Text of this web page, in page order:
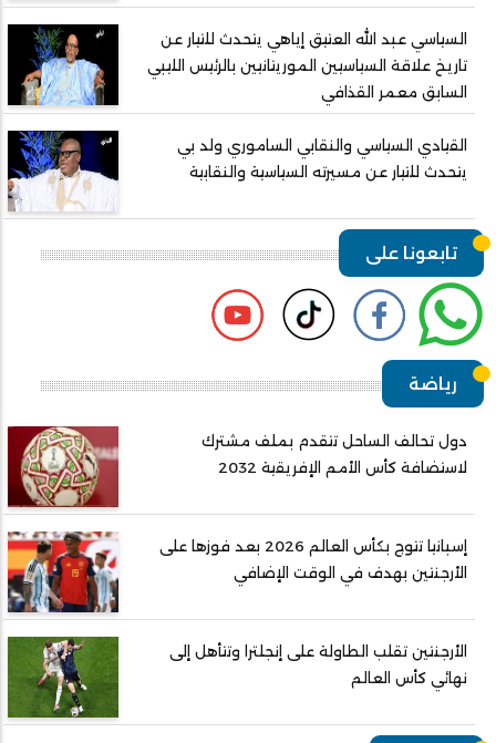
السياسي عبد الله العتيق إياهي يتحدث للتيار عن
تاريخ علاقة السياسيين الموريتانيين بالرئيس الليبي
السابق معمر القذافي
القيادي السياسي والنقابي الساموري ولد بي
يتحدث للتيار عن مسيرته السياسية والنقابية
تابعونا على
رياضة
دول تحالف الساحل تتقدم بملف مشترك
لاستضافة كأس الأمم الإفريقية 2032
إسبانيا تتوج بكأس العالم 2026 بعد فوزها على
الأرجنتين بهدف في الوقت الإضافي
الأرجنتين تقلب الطاولة على إنجلترا وتتأهل إلى
نهائي كأس العالم